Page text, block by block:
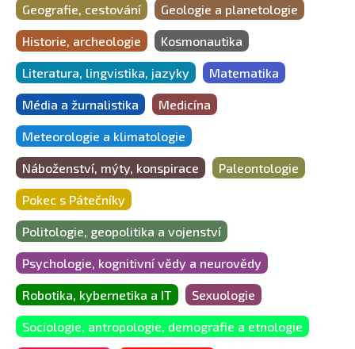
Geografie, cestování Geologie a planetologie
Historie, archeologie Kosmonautika
Literatura, lingvistika, jazyky Matematika
Média a žurnalistika Medicína
Meteorologie a klimatologie
Náboženství, mýty, konspirace Paleontologie
Pokec s Pátečníky
Politologie, geopolitika a vojenství
Psychologie, kognitivní vědy a neurovědy
Robotika, kybernetika a IT Sexuologie
Sociologie, antropologie, demografie a etnologie